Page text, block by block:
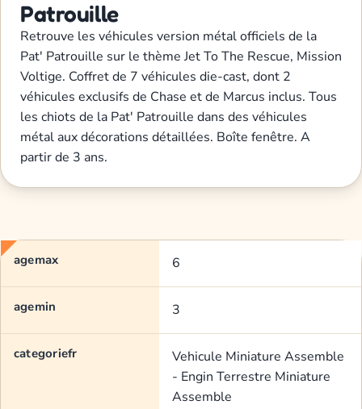
Patrouille
Retrouve les véhicules version métal officiels de la
Pat' Patrouille sur le thème Jet To The Rescue, Mission
Voltige. Coffret de 7 véhicules die-cast, dont 2
véhicules exclusifs de Chase et de Marcus inclus. Tous
les chiots de la Pat' Patrouille dans des véhicules
métal aux décorations détaillées. Boîte fenêtre. A
partir de 3 ans.
agemax 6
agemin 3
categoriefr
Vehicule Miniature Assemble
- Engin Terrestre Miniature
Assemble